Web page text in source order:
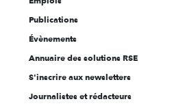
Publications
Évènements
Annuaire des solutions RSE
S'inscrire aux newsletters
Journalistes et rédacteurs